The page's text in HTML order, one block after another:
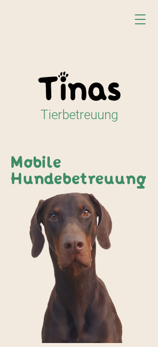
Tierbetreuung
Mobile
Hundebetreuung